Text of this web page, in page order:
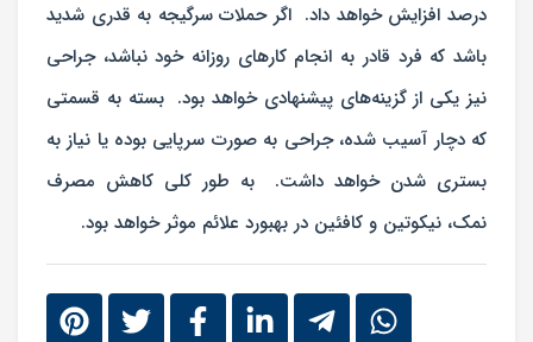
درصد افزایش خواهد داد. اگر حملات سرگیجه به قدری شدید
باشد که فرد قادر به انجام کارهای روزانه خود نباشد، جراحی
نیز یکی از گزینه‌های پیشنهادی خواهد بود. بسته به قسمتی
که دچار آسیب شده، جراحی به صورت سرپایی بوده یا نیاز به
بستری شدن خواهد داشت. به طور کلی کاهش مصرف
نمک، نیکوتین و کافئین در بهبورد علائم موثر خواهد بود.